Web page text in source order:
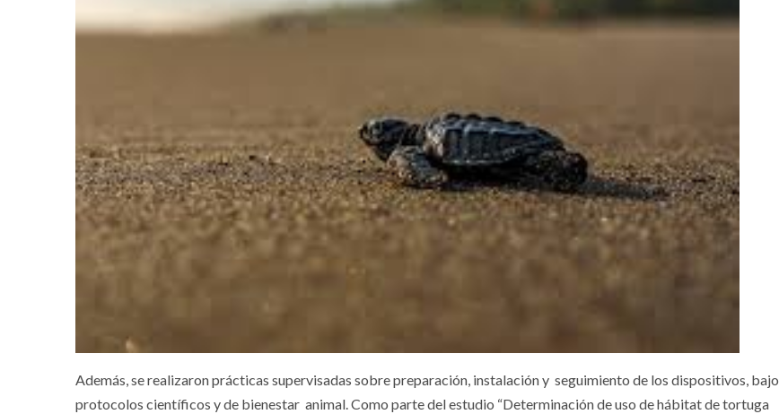
Además, se realizaron prácticas supervisadas sobre preparación, instalación y seguimiento de los dispositivos, bajo
protocolos científicos y de bienestar animal. Como parte del estudio “Determinación de uso de hábitat de tortuga